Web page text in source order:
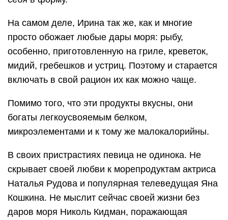
На самом деле, Ирина так же, как и многие
просто обожает любые дары моря: рыбу,
особенно, приготовленную на гриле, креветок,
мидий, гребешков и устриц. Поэтому и старается
включать в свой рацион их как можно чаще.
Помимо того, что эти продукты вкусны, они
богаты легкоусвояемым белком,
микроэлементами и к тому же малокалорийны.
В своих пристрастиях певица не одинока. Не
скрывает своей любви к морепродуктам актриса
Наталья Рудова и популярная телеведущая Яна
Кошкина. Не мыслит сейчас своей жизни без
даров моря Николь Кидман, поражающая